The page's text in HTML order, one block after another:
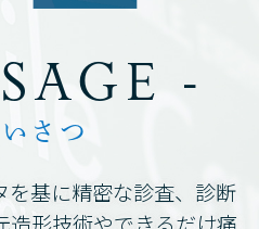
-
さつ
を基に精密な診査、診断